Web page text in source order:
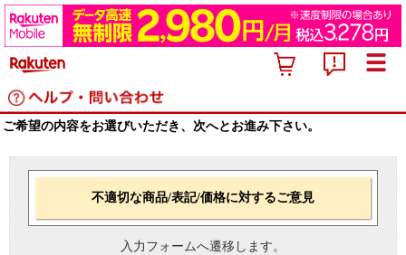
ご希望の内容をお選びいただき、次へとお進み下さい。
不適切な商品/表記/価格に対するご意見
入力フォームへ遷移します。